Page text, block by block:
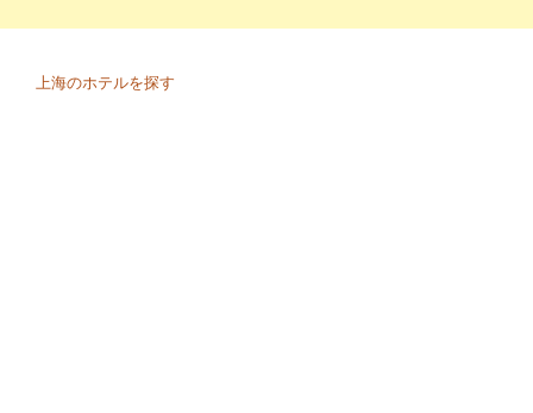
上海のホテルを探す